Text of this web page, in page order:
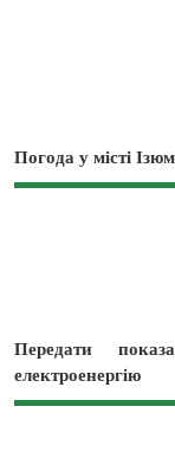
Погода у місті
Передати
електроенергію